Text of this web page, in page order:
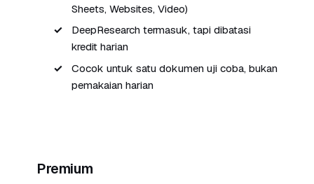
Sheets, Websites, Video)
DeepResearch termasuk, tapi dibatasi
kredit harian
Cocok untuk satu dokumen uji coba, bukan
pemakaian harian
Premium